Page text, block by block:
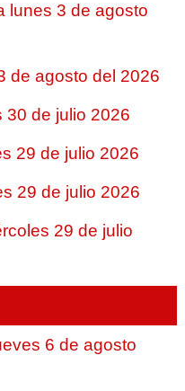
lunes 3 de agosto
de agosto del 2026
30 de julio 2026
29 de julio 2026
29 de julio 2026
29 de julio
6 de agosto